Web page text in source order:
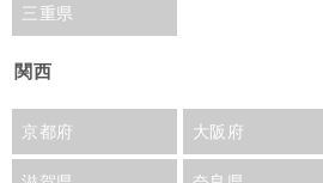
三重県
関西
京都府 大阪府